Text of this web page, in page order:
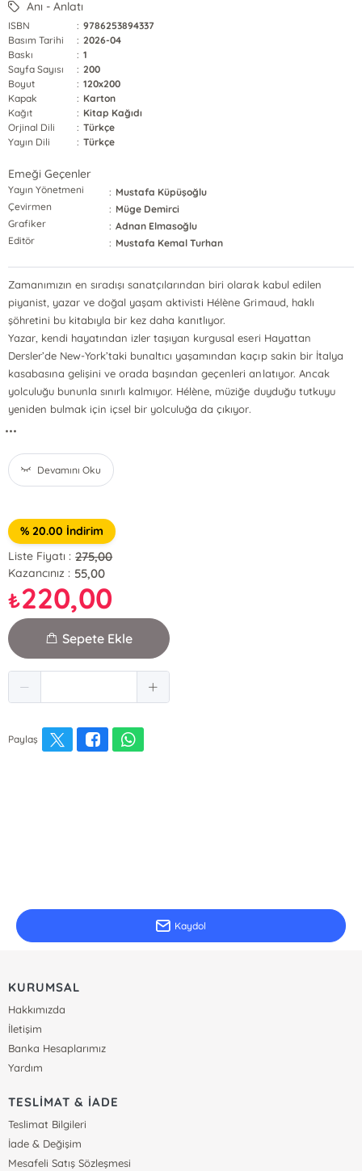
Anı - Anlatı
ISBN : 9786253894337
Basım Tarihi
: 2026-04
Baskı
: 1
Sayfa Sayısı
: 200
Boyut
: 120x200
Kapak
: Karton
Kağıt
: Kitap Kağıdı
Orjinal Dili
: Türkçe
Yayın Dili
: Türkçe
Emeği Geçenler
Yayın Yönetmeni : Mustafa Küpüşoğlu
Çevirmen
: Müge Demirci
Grafiker
: Adnan Elmasoğlu
Editör
: Mustafa Kemal Turhan
Zamanımızın en sıradışı sanatçılarından biri olarak kabul edilen
piyanist, yazar ve doğal yaşam aktivisti Hélène Grimaud, haklı
şöhretini bu kitabıyla bir kez daha kanıtlıyor.
Yazar, kendi hayatından izler taşıyan kurgusal eseri Hayattan
Dersler’de New-York’taki bunaltıcı yaşamından kaçıp sakin bir İtalya
kasabasına gelişini ve orada başından geçenleri anlatıyor. Ancak
yolculuğu bununla sınırlı kalmıyor. Hélène, müziğe duyduğu tutkuyu
yeniden bulmak için içsel bir yolculuğa da çıkıyor.
...
Devamını Oku
% 20.00 İndirim
Liste Fiyatı : 275,00
Kazancınız : 55,00
₺220,00
Sepete Ekle
Paylaş
Kaydol
KURUMSAL
Hakkımızda
İletişim
Banka Hesaplarımız
Yardım
TESLİMAT & İADE
Teslimat Bilgileri
İade & Değişim
Mesafeli Satış Sözleşmesi